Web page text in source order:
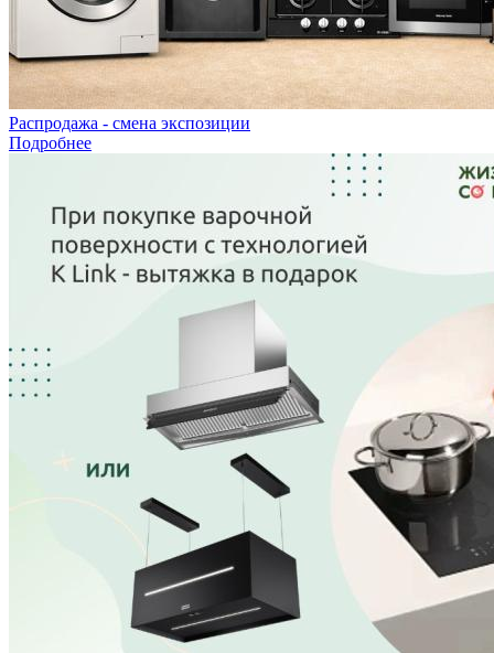
Распродажа - смена экспозиции
Подробнее